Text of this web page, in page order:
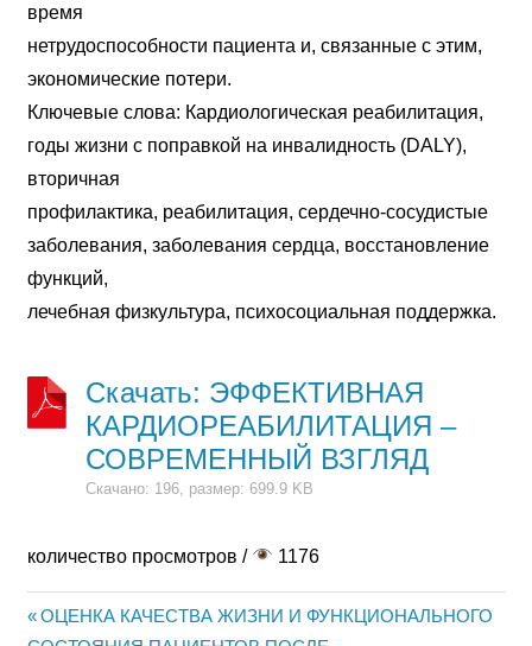
время
нетрудоспособности пациента и, связанные с этим,
экономические потери.
Ключевые слова: Кардиологическая реабилитация,
годы жизни с поправкой на инвалидность (DALY),
вторичная
профилактика, реабилитация, сердечно-сосудистые
заболевания, заболевания сердца, восстановление
функций,
лечебная физкультура, психосоциальная поддержка.
Скачать: ЭФФЕКТИВНАЯ
КАРДИОРЕАБИЛИТАЦИЯ –
СОВРЕМЕННЫЙ ВЗГЛЯД
Скачано: 196, размер: 699.9 KB
количество просмотров / 1176
Previous
ОЦЕНКА КАЧЕСТВА ЖИЗНИ И ФУНКЦИОНАЛЬНОГО